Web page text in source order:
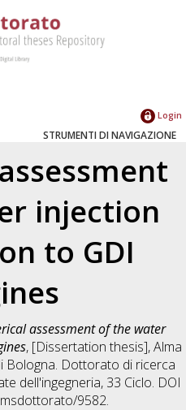
Login
STRUMENTI DI NAVIGAZIONE
injection
to GDI
assessment of the water
, [Dissertation thesis], Alma
Bologna. Dottorato di ricerca
dell'ingegneria, 33 Ciclo. DOI
9582.